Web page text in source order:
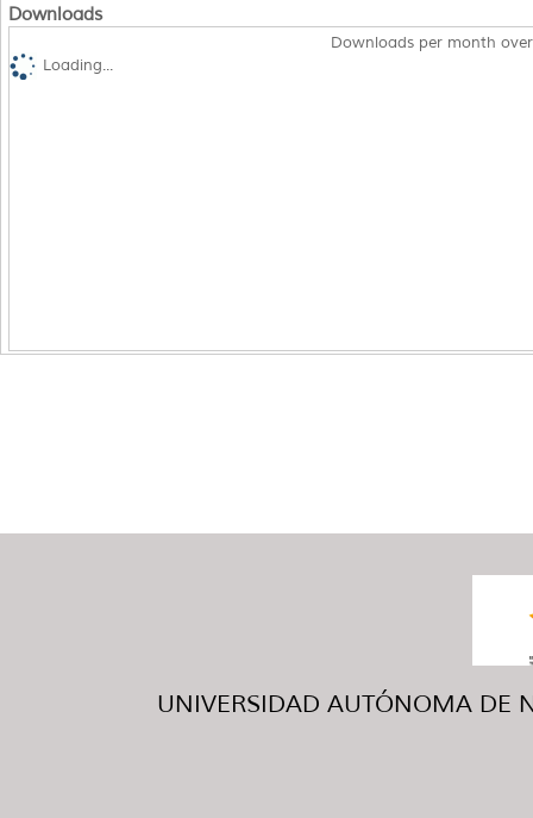
Downloads
Downloads per month
Loading...
UNIVERSIDAD AUTÓNOMA DE